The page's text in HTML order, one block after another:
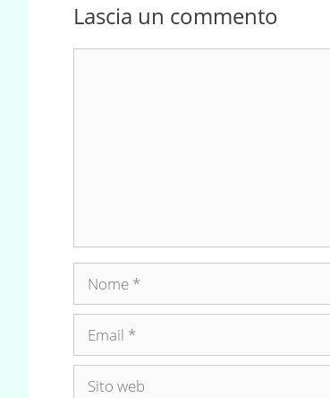
Lascia un commento
Nome
Email
Sito